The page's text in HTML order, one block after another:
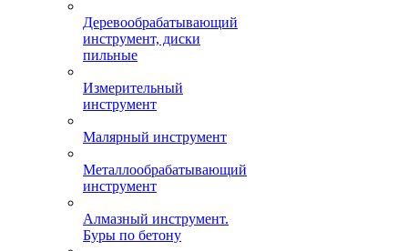
Деревообрабатывающий
инструмент, диски
пильные
Измерительный
инструмент
Малярный инструмент
Металлообрабатывающий
инструмент
Алмазный инструмент.
Буры по бетону